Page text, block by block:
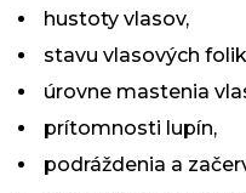
hustoty vlasov,
stavu vlasových
úrovne mastenia
prítomnosti lupín,
podráždenia a